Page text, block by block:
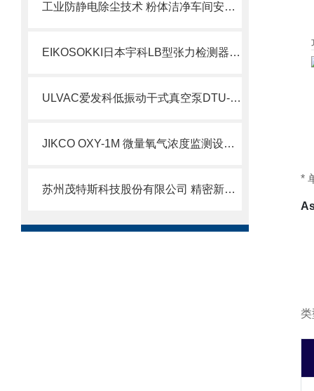
工业防静电除尘技术 粉体洁净车间安全运维要点
EIKOSOKKI日本宇科LB型张力检测器LB10原理
ULVAC爱发科低振动干式真空泵DTU-20北崎热卖
JIKCO OXY-1M 微量氧气浓度监测设备技术解析 北崎国际现货
苏州茂特斯科技股份有限公司 精密新材料成型加工工艺剖析
*